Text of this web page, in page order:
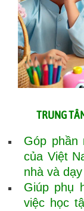
TRUNG
Góp phần
của Việt
nhà và
Giúp phụ
việc học